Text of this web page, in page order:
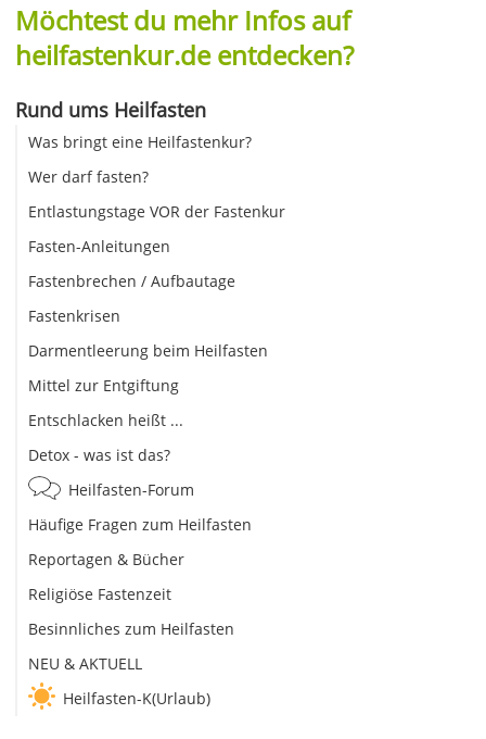
Möchtest du mehr Infos auf
heilfastenkur.de entdecken?
Rund ums Heilfasten
Was bringt eine Heilfastenkur?
Wer darf fasten?
Entlastungstage VOR der Fastenkur
Fasten-Anleitungen
Fastenbrechen / Aufbautage
Fastenkrisen
Darmentleerung beim Heilfasten
Mittel zur Entgiftung
Entschlacken heißt ...
Detox - was ist das?
Heilfasten-Forum
Häufige Fragen zum Heilfasten
Reportagen & Bücher
Religiöse Fastenzeit
Besinnliches zum Heilfasten
NEU & AKTUELL
Heilfasten-K(Urlaub)